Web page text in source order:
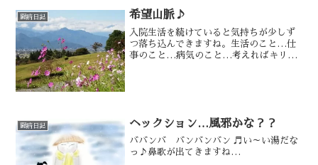
闘病日記 希望山脈♪
入院生活を続けていると気持ちが少しず
つ落ち込んできますね。生活のこと…仕
事のこと…病気のこと…考えればキリが
闘病日記 ヘックション…風邪かな？？
ババンバ バンバンバン ♬い～い湯だな
っ♪鼻歌が出てきますね…